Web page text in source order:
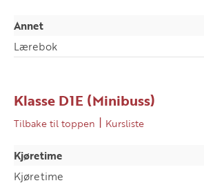
Annet
Lærebok
Klasse D1E (Minibuss)
Tilbake til toppen | Kursliste
Kjøretime
Kjøretime